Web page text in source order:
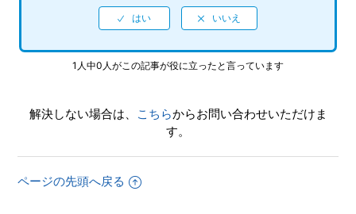
複数のゲームギアミクロを持ち寄って、対戦・複数人プレイ
はできますか。
オリジナル版と違う部分があります。
収録ソフトの取扱説明書（マニュアル）はどこで見れます
か。
もっと見る
1人中0人がこの記事が役に立ったと言っています
解決しない場合は、 こちらからお問い合わせいただけま
す。
ページの先頭へ戻る